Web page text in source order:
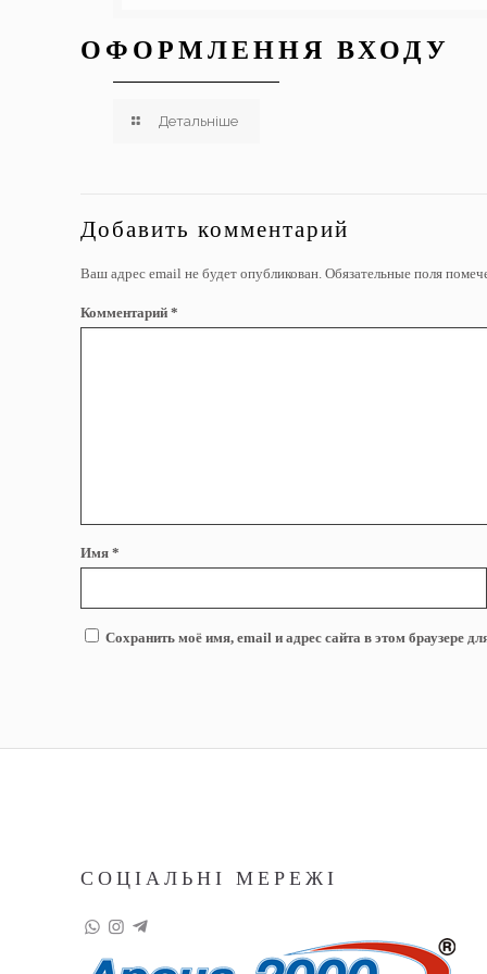
ОФОРМЛЕННЯ ВХОДУ
Детальніше
Добавить комментарий
Ваш адрес email не будет опубликован. Обязательные поля
Комментарий*
Имя*
Сохранить моё имя, email и адрес сайта в этом браузере
СОЦІАЛЬНІ МЕРЕЖІ